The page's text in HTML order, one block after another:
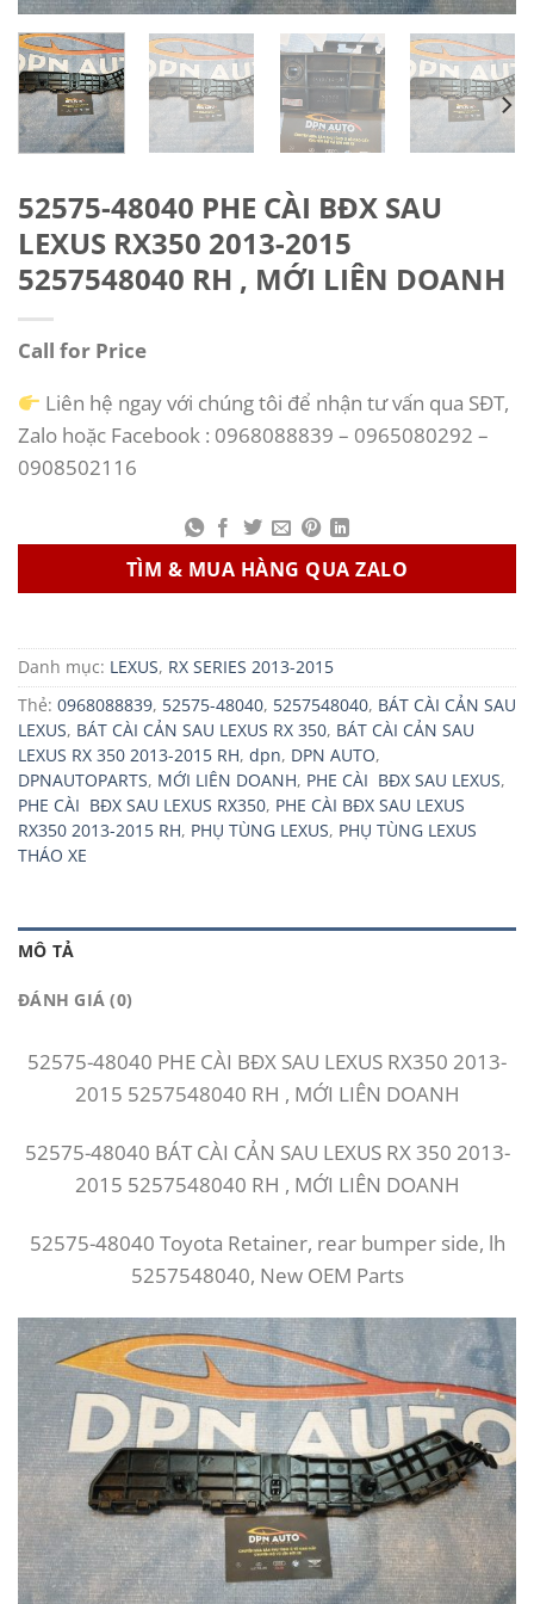
52575-48040 PHE CÀI BĐX SAU
LEXUS RX350 2013-2015
5257548040 RH , MỚI LIÊN DOANH
Call for Price
Liên hệ ngay với chúng tôi để nhận tư vấn qua SĐT,
Zalo hoặc Facebook : 0968088839 – 0965080292 –
0908502116
TÌM & MUA HÀNG QUA ZALO
Danh mục: LEXUS, RX SERIES 2013-2015
Thẻ: 0968088839, 52575-48040, 5257548040, BÁT CÀI CẢN SAU
LEXUS, BÁT CÀI CẢN SAU LEXUS RX 350, BÁT CÀI CẢN SAU
LEXUS RX 350 2013-2015 RH, dpn, DPN AUTO,
DPNAUTOPARTS, MỚI LIÊN DOANH, PHE CÀI BĐX SAU LEXUS,
PHE CÀI BĐX SAU LEXUS RX350, PHE CÀI BĐX SAU LEXUS
RX350 2013-2015 RH, PHỤ TÙNG LEXUS, PHỤ TÙNG LEXUS
THÁO XE
MÔ TẢ
ĐÁNH GIÁ (0)
52575-48040 PHE CÀI BĐX SAU LEXUS RX350 2013-
2015 5257548040 RH , MỚI LIÊN DOANH
52575-48040 BÁT CÀI CẢN SAU LEXUS RX 350 2013-
2015 5257548040 RH , MỚI LIÊN DOANH
52575-48040 Toyota Retainer, rear bumper side, lh
5257548040, New OEM Parts